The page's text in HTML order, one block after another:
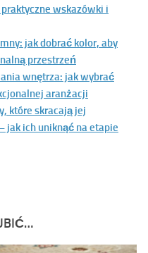
wskazówki i
jak dobrać kolor, aby
przestrzeń
wnętrza: jak wybrać
aranżacji
które skracają jej
jak ich uniknąć na etapie